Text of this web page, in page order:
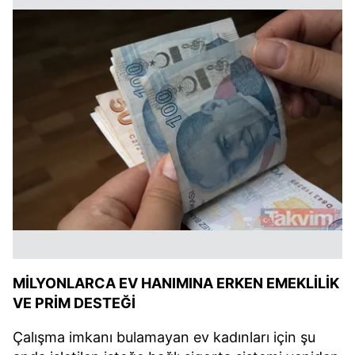
MİLYONLARCA EV HANIMINA ERKEN EMEKLİLİK
VE PRİM DESTEĞİ
Çalışma imkanı bulamayan ev kadınları için şu